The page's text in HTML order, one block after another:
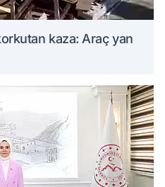
kaza: Araç yan